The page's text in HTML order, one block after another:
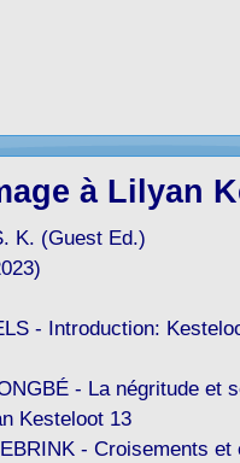
à Lilyan
K. (Guest Ed.)
- Introduction:
- La négritude et
Kesteloot 13
- Croisements et